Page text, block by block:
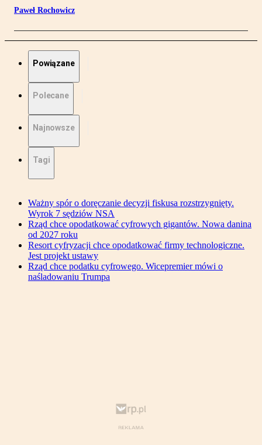
Paweł Rochowicz
Powiązane
Polecane
Najnowsze
Tagi
Ważny spór o doręczanie decyzji fiskusa rozstrzygnięty.
Wyrok 7 sędziów NSA
Rząd chce opodatkować cyfrowych gigantów. Nowa danina
od 2027 roku
Resort cyfryzacji chce opodatkować firmy technologiczne.
Jest projekt ustawy
Rząd chce podatku cyfrowego. Wicepremier mówi o
naśladowaniu Trumpa